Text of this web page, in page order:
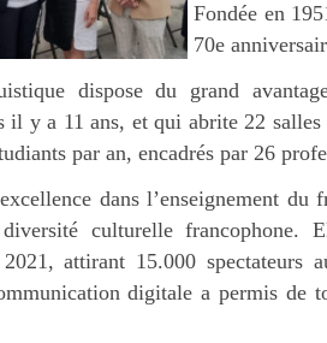
Fondée en
70e
dispose du grand
il y a 11 ans, et qui abrite 22
par an, encadrés par 26
dans l’enseignement
culturelle francophone.
2021, attirant 15.000 spectateurs
digitale a permis de